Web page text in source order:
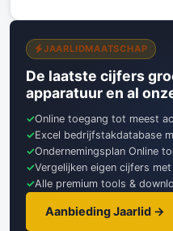
JAARLIDMAATSCHAP
De laatste cijfers
apparatuur en al
Online toegang tot meest
Excel bedrijfstakdatabase
Ondernemingsplan Online
Vergelijken eigen cijfers
Alle premium tools &
Aanbieding Jaarlid →